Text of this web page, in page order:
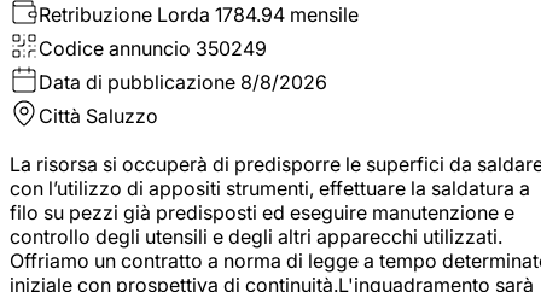
Retribuzione Lorda 1784.94 mensile
Codice annuncio 350249
Data di pubblicazione 8/8/2026
Città Saluzzo
La risorsa si occuperà di predisporre le superfici da
con l’utilizzo di appositi strumenti, effettuare la saldatura a
filo su pezzi già predisposti ed eseguire manutenzione e
controllo degli utensili e degli altri apparecchi utilizzati.
Offriamo un contratto a norma di legge a tempo
iniziale con prospettiva di continuità.L'inquadramento sarà